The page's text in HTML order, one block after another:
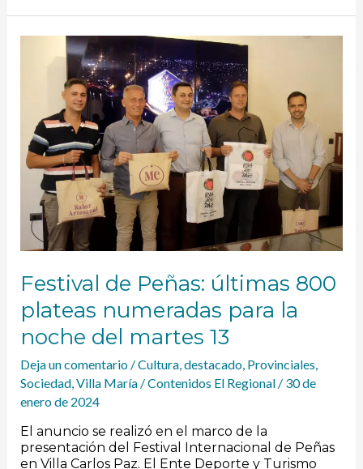
Festival de Peñas: últimas 800
plateas numeradas para la
noche del martes 13
Deja un comentario /Cultura, destacado, Provinciales
Sociedad, Villa María/Contenidos El Regional / 30 de
enero de 2024
El anuncio se realizó en el marco de la
presentación del Festival Internacional de Peñas
en Villa Carlos Paz. El Ente Deporte y Turismo
Festival
últimas
plateas
numeradas
para
la
noche
del
martes
13